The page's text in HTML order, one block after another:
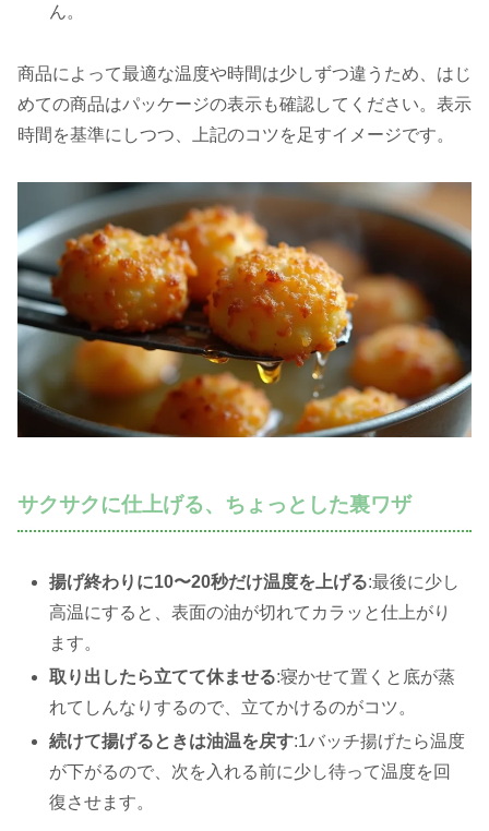
ん。
商品によって最適な温度や時間は少しずつ違うため、はじ
めての商品はパッケージの表示も確認してください。表示
時間を基準にしつつ、上記のコツを足すイメージです。
サクサクに仕上げる、ちょっとした裏ワザ
揚げ終わりに10〜20秒だけ温度を上げる:最後に少し
高温にすると、表面の油が切れてカラッと仕上がり
ます。
取り出したら立てて休ませる:寝かせて置くと底が蒸
れてしんなりするので、立てかけるのがコツ。
続けて揚げるときは油温を戻す:1バッチ揚げたら温度
が下がるので、次を入れる前に少し待って温度を回
復させます。